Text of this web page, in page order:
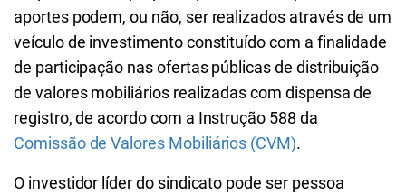
aportes podem, ou não, ser realizados através de um
veículo de investimento constituído com a finalidade
de participação nas ofertas públicas de distribuição
de valores mobiliários realizadas com dispensa de
registro, de acordo com a Instrução 588 da
Comissão de Valores Mobiliários (CVM).
O investidor líder do sindicato pode ser pessoa